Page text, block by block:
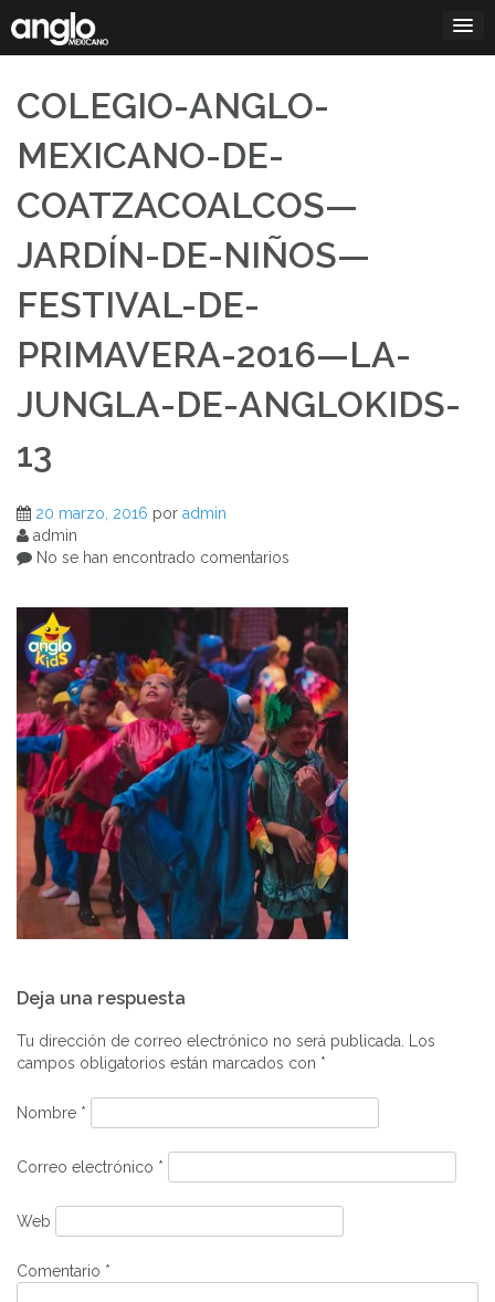
contenido
COLEGIO-ANGLO-
MEXICANO-DE-
COATZACOALCOS—
JARDÍN-DE-NIÑOS—
FESTIVAL-DE-
PRIMAVERA-2016—LA-
JUNGLA-DE-ANGLOKIDS-
13
20 marzo, 2016 por admin
admin
No se han encontrado comentarios
de
entradas
Deja una respuesta
Tu dirección de correo electrónico no será publicada. Los
campos obligatorios están marcados con *
Nombre *
Correo electrónico *
Web
Comentario *